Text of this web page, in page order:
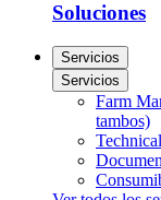
Soluciones
Servicios
Servicios
Farm
tambos)